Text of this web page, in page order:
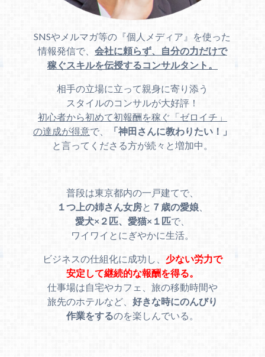
SNSやメルマガ等の『個人メディア』を使った
情報発信で、 会社に頼らず、自分の力だけで
稼ぐスキルを伝授するコンサルタント。
相手の立場に立って親身に寄り添う
スタイルのコンサルが大好評！
初心者から初めて初報酬を稼ぐ「ゼロイチ」
の達成が得意で、
「神田さんに教わりたい！」
と言ってくださる方が続々と増加中。
普段は東京都内の一戸建てで、
１つ上の姉さん女房と ７歳の愛娘、
愛犬×２匹、愛猫×１匹で、
ワイワイとにぎやかに生活。
ビジネスの仕組化に成功し、 少ない労力で
安定して継続的な報酬を得る。
仕事場は自宅やカフェ、旅の移動時間や
旅先のホテルなど、 好きな時にのんびり
作業をするのを楽しんでいる。